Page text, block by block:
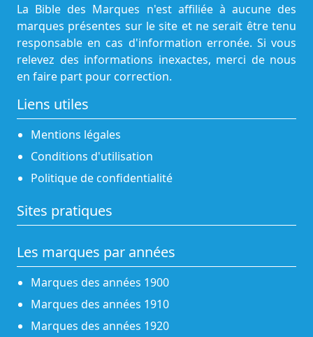
La Bible des Marques n'est affiliée à aucune des
marques présentes sur le site et ne serait être tenu
responsable en cas d'information erronée. Si vous
relevez des informations inexactes, merci de nous
en faire part pour correction.
Liens utiles
Mentions légales
Conditions d'utilisation
Politique de confidentialité
Sites pratiques
Les marques par années
Marques des années 1900
Marques des années 1910
Marques des années 1920